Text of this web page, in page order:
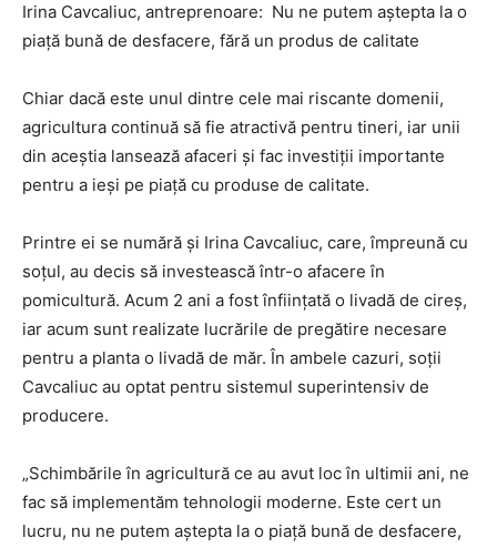
Irina Cavcaliuc, antreprenoare: Nu ne putem aștepta la o
piață bună de desfacere, fără un produs de calitate
Chiar dacă este unul dintre cele mai riscante domenii,
agricultura continuă să fie atractivă pentru tineri, iar unii
din aceștia lansează afaceri și fac investiții importante
pentru a ieși pe piață cu produse de calitate.
Printre ei se numără și Irina Cavcaliuc, care, împreună cu
soțul, au decis să investească într-o afacere în
pomicultură. Acum 2 ani a fost înființată o livadă de cireș,
iar acum sunt realizate lucrările de pregătire necesare
pentru a planta o livadă de măr. În ambele cazuri, soții
Cavcaliuc au optat pentru sistemul superintensiv de
producere.
„Schimbările în agricultură ce au avut loc în ultimii ani, ne
fac să implementăm tehnologii moderne. Este cert un
lucru, nu ne putem aștepta la o piață bună de desfacere,